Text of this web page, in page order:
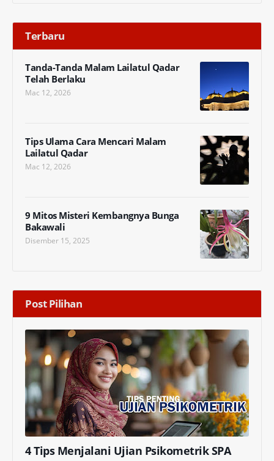
Terbaru
Tanda-Tanda Malam Lailatul Qadar
Telah Berlaku
Mac 12, 2026
Tips Ulama Cara Mencari Malam
Lailatul Qadar
Mac 12, 2026
9 Mitos Misteri Kembangnya Bunga
Bakawali
Disember 15, 2025
Post Pilihan
4 Tips Menjalani Ujian Psikometrik SPA